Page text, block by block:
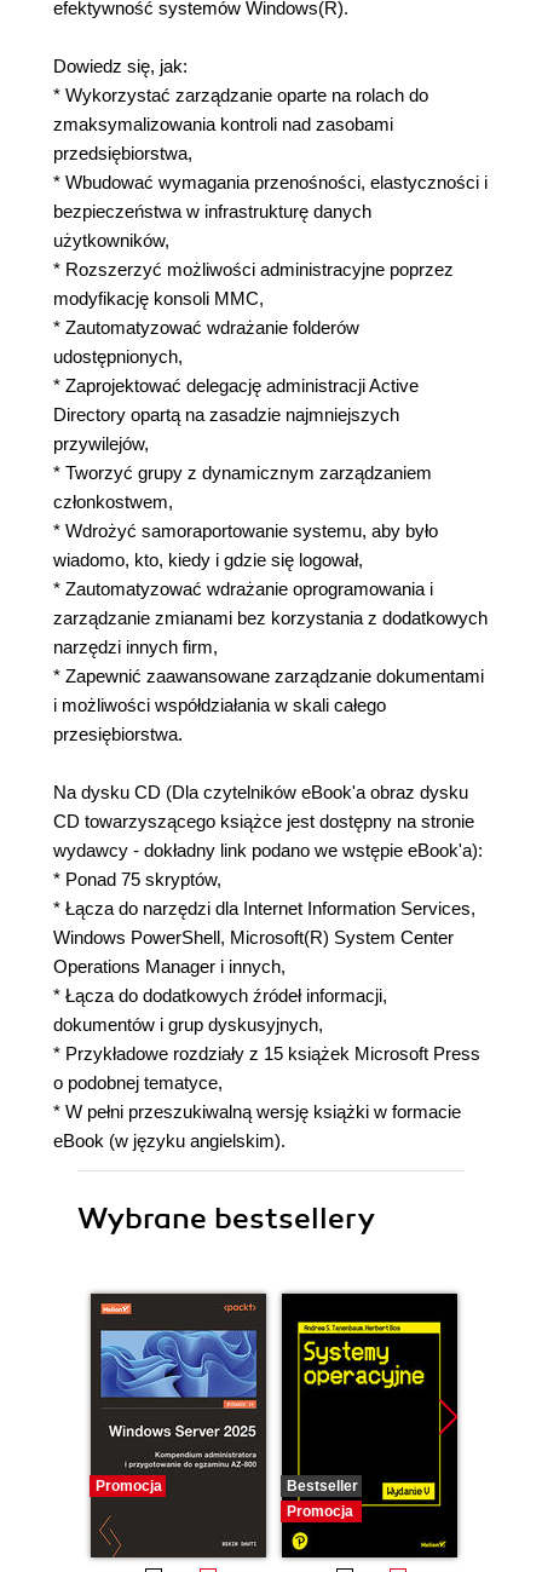
efektywność systemów Windows(R).
Dowiedz się, jak:
* Wykorzystać zarządzanie oparte na rolach do
zmaksymalizowania kontroli nad zasobami
przedsiębiorstwa,
* Wbudować wymagania przenośności, elastyczności i
bezpieczeństwa w infrastrukturę danych
użytkowników,
* Rozszerzyć możliwości administracyjne poprzez
modyfikację konsoli MMC,
* Zautomatyzować wdrażanie folderów
udostępnionych,
* Zaprojektować delegację administracji Active
Directory opartą na zasadzie najmniejszych
przywilejów,
* Tworzyć grupy z dynamicznym zarządzaniem
członkostwem,
* Wdrożyć samoraportowanie systemu, aby było
wiadomo, kto, kiedy i gdzie się logował,
* Zautomatyzować wdrażanie oprogramowania i
zarządzanie zmianami bez korzystania z dodatkowych
narzędzi innych firm,
* Zapewnić zaawansowane zarządzanie dokumentami
i możliwości współdziałania w skali całego
przesiębiorstwa.
Na dysku CD (Dla czytelników eBook'a obraz dysku
CD towarzyszącego książce jest dostępny na stronie
wydawcy - dokładny link podano we wstępie eBook'a):
* Ponad 75 skryptów,
* Łącza do narzędzi dla Internet Information Services,
Windows PowerShell, Microsoft(R) System Center
Operations Manager i innych,
* Łącza do dodatkowych źródeł informacji,
dokumentów i grup dyskusyjnych,
* Przykładowe rozdziały z 15 książek Microsoft Press
o podobnej tematyce,
* W pełni przeszukiwalną wersję książki w formacie
eBook (w języku angielskim).
Wybrane bestsellery
Promocja
Bestseller
Promocja